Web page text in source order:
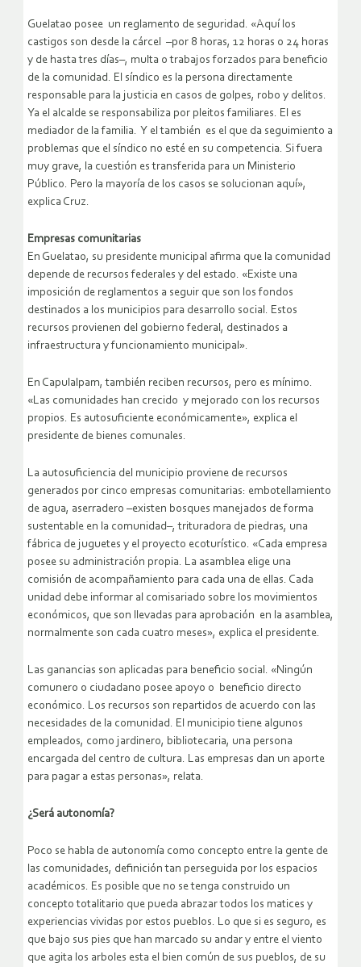
Guelatao posee un reglamento de seguridad. «Aquí los
castigos son desde la cárcel –por 8 horas, 12 horas o 24 horas
y de hasta tres días–, multa o trabajos forzados para beneficio
de la comunidad. El síndico es la persona directamente
responsable para la justicia en casos de golpes, robo y delitos.
Ya el alcalde se responsabiliza por pleitos familiares. El es
mediador de la familia. Y el también es el que da seguimiento a
problemas que el síndico no esté en su competencia. Si fuera
muy grave, la cuestión es transferida para un Ministerio
Público. Pero la mayoría de los casos se solucionan aquí»,
explica Cruz.
Empresas comunitarias
En Guelatao, su presidente municipal afirma que la comunidad
depende de recursos federales y del estado. «Existe una
imposición de reglamentos a seguir que son los fondos
destinados a los municipios para desarrollo social. Estos
recursos provienen del gobierno federal, destinados a
infraestructura y funcionamiento municipal».
En Capulalpam, también reciben recursos, pero es mínimo.
«Las comunidades han crecido y mejorado con los recursos
propios. Es autosuficiente económicamente», explica el
presidente de bienes comunales.
La autosuficiencia del municipio proviene de recursos
generados por cinco empresas comunitarias: embotellamiento
de agua, aserradero –existen bosques manejados de forma
sustentable en la comunidad–, trituradora de piedras, una
fábrica de juguetes y el proyecto ecoturístico. «Cada empresa
posee su administración propia. La asamblea elige una
comisión de acompañamiento para cada una de ellas. Cada
unidad debe informar al comisariado sobre los movimientos
económicos, que son llevadas para aprobación en la asamblea,
normalmente son cada cuatro meses», explica el presidente.
Las ganancias son aplicadas para beneficio social. «Ningún
comunero o ciudadano posee apoyo o beneficio directo
económico. Los recursos son repartidos de acuerdo con las
necesidades de la comunidad. El municipio tiene algunos
empleados, como jardinero, bibliotecaria, una persona
encargada del centro de cultura. Las empresas dan un aporte
para pagar a estas personas», relata.
¿Será autonomía?
Poco se habla de autonomía como concepto entre la gente de
las comunidades, definición tan perseguida por los espacios
académicos. Es posible que no se tenga construido un
concepto totalitario que pueda abrazar todos los matices y
experiencias vividas por estos pueblos. Lo que si es seguro, es
que bajo sus pies que han marcado su andar y entre el viento
que agita los arboles esta el bien común de sus pueblos, de su